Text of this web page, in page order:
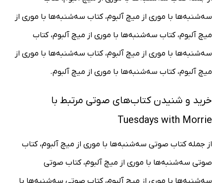
سه‌شنبه‌ها با موری از میچ آلبوم، کتاب سه‌شنبه‌ها با موری از
میچ آلبوم، کتاب سه‌شنبه‌ها با موری از میچ آلبوم، کتاب
سه‌شنبه‌ها با موری از میچ آلبوم، کتاب سه‌شنبه‌ها با موری از
میچ آلبوم، کتاب سه‌شنبه‌ها با موری از میچ آلبوم.
خرید و شنیدن کتاب‌های صوتی مرتبط با
Tuesdays with Morrie
از جمله کتاب صوتی سه‌شنبه‌ها با موری از میچ آلبوم، کتاب
صوتی سه‌شنبه‌ها با موری از میچ آلبوم، کتاب صوتی